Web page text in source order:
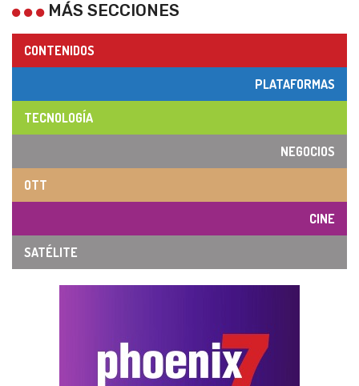
MÁS SECCIONES
CONTENIDOS
PLATAFORMAS
TECNOLOGÍA
NEGOCIOS
OTT
CINE
SATÉLITE